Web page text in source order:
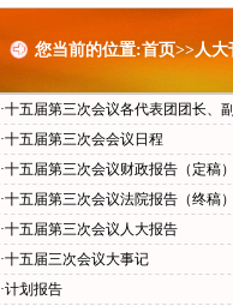
您当前的位置:首页>>人
·十五届第三次会议各代表团团长、
·十五届第三次会会议日程
·十五届第三次会议财政报告（定稿
·十五届第三次会议法院报告（终稿
·十五届第三次会议人大报告
·十五届三次会议大事记
·计划报告